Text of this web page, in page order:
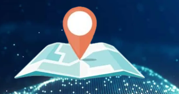
devenir de véritables ambassadeurs de la
et intensives permettent une acquisition
la certification Qualiopi.
nos salles ou en distanciel, partout en France,
Notre garantie premier inscrit assure
un tarif unique incluant tout le nécessaire